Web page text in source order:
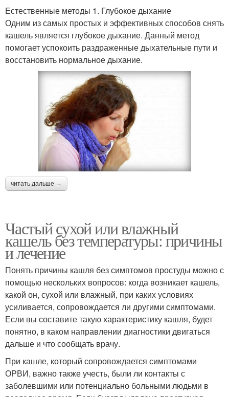
Естественные методы 1. Глубокое дыхание
Одним из самых простых и эффективных способов снять
кашель является глубокое дыхание. Данный метод
помогает успокоить раздраженные дыхательные пути и
восстановить нормальное дыхание.
читать дальше →
Частый сухой или влажный
кашель без температуры: причины
и лечение
Понять причины кашля без симптомов простуды можно с
помощью нескольких вопросов: когда возникает кашель,
какой он, сухой или влажный, при каких условиях
усиливается, сопровождается ли другими симптомами.
Если вы составите такую характеристику кашля, будет
понятно, в каком направлении диагностики двигаться
дальше и что сообщать врачу.
При кашле, который сопровождается симптомами
ОРВИ, важно также учесть, были ли контакты с
заболевшими или потенциально больными людьми в